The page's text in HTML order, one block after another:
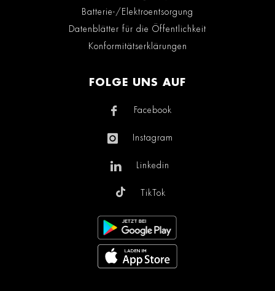
Batterie-/Elektroentsorgung
Datenblätter für die Öffentlichkeit
Konformitätserklärungen
FOLGE UNS AUF
Facebook
Instagram
Linkedin
TikTok